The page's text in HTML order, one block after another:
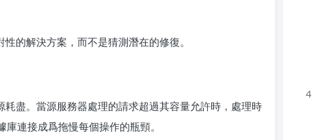
的解決方案，而不是猜測潛在的修復。
盡。當源服務器處理的請求超過其容量允許時，處理時
連接成爲拖慢每個操作的瓶頸。
4